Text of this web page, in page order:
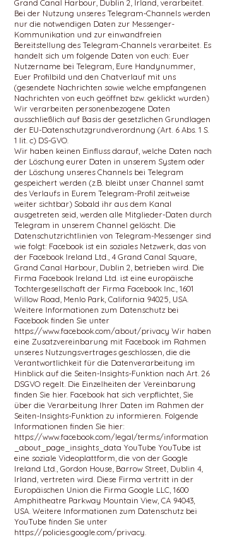
Grand Canal Harbour, Dublin 2, Irland, verarbeitet.
Bei der Nutzung unseres Telegram-Channels werden
nur die notwendigen Daten zur Messenger-
Kommunikation und zur einwandfreien
Bereitstellung des Telegram-Channels verarbeitet. Es
handelt sich um folgende Daten von euch: Euer
Nutzername bei Telegram, Eure Handynummer,
Euer Profilbild und den Chatverlauf mit uns
(gesendete Nachrichten sowie welche empfangenen
Nachrichten von euch geöffnet bzw. geklickt wurden)
Wir verarbeiten personenbezogene Daten
ausschließlich auf Basis der gesetzlichen Grundlagen
der EU-Datenschutzgrundverordnung (Art. 6 Abs. 1 S.
1 lit. c) DS-GVO.
Wir haben keinen Einfluss darauf, welche Daten nach
der Löschung eurer Daten in unserem System oder
der Löschung unseres Channels bei Telegram
gespeichert werden (z.B. bleibt unser Channel samt
des Verlaufs in Eurem Telegram-Profil zeitweise
weiter sichtbar) Sobald ihr aus dem Kanal
ausgetreten seid, werden alle Mitglieder-Daten durch
Telegram in unserem Channel gelöscht. Die
Datenschutzrichtlinien von Telegram-Messenger sind
wie folgt: Facebook ist ein soziales Netzwerk, das von
der Facebook Ireland Ltd., 4 Grand Canal Square,
Grand Canal Harbour, Dublin 2, betrieben wird. Die
Firma Facebook Ireland Ltd. ist eine europäische
Tochtergesellschaft der Firma Facebook Inc., 1601
Willow Road, Menlo Park, California 94025, USA.
Weitere Informationen zum Datenschutz bei
Facebook finden Sie unter
https://www.facebook.com/about/privacy Wir haben
eine Zusatzvereinbarung mit Facebook im Rahmen
unseres Nutzungsvertrages geschlossen, die die
Verantwortlichkeit für die Datenverarbeitung im
Hinblick auf die Seiten-Insights-Funktion nach Art. 26
DSGVO regelt. Die Einzelheiten der Vereinbarung
finden Sie hier. Facebook hat sich verpflichtet, Sie
über die Verarbeitung Ihrer Daten im Rahmen der
Seiten-Insights-Funktion zu informieren. Folgende
Informationen finden Sie hier:
https://www.facebook.com/legal/terms/information
_about_page_insights_data YouTube YouTube ist
eine soziale Videoplattform, die von der Google
Ireland Ltd., Gordon House, Barrow Street, Dublin 4,
Irland, vertreten wird. Diese Firma vertritt in der
Europäischen Union die Firma Google LLC, 1600
Amphitheatre Parkway Mountain View, CA 94043,
USA. Weitere Informationen zum Datenschutz bei
YouTube finden Sie unter
https://policies.google.com/privacy.